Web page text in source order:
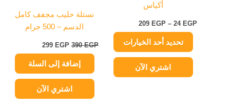
أكياس
24 EGP
–
209 EGP
تحديد أحد الخيارات
صفحة
المنتج
اشتري الآن
نستلة حليب مجفف كامل
الدسم – 500 جرام
390EGP
299 EGP
إضافة إلى السلة
اشتري الآن